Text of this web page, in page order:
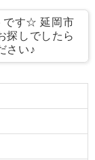
です☆ 延岡市
探しでしたら
さい♪